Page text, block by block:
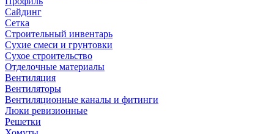
Сайдинг
Сетка
Строительный инвентарь
Сухие смеси и грунтовки
Сухое строительство
Отделочные материалы
Вентиляция
Вентиляторы
Вентиляционные каналы и фитинги
Люки ревизионные
Решетки